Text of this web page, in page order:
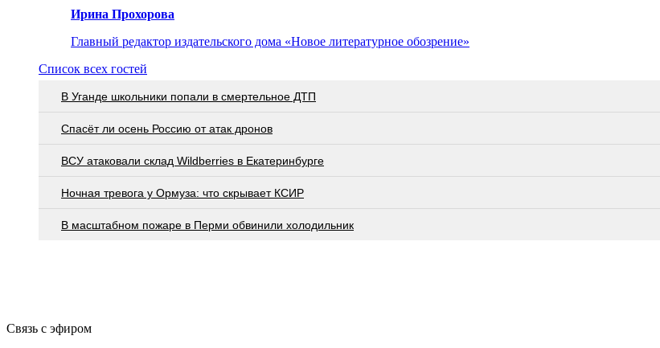
Ирина Прохорова
Главный редактор издательского дома «Новое литературное обозрение»
Список всех гостей
В Уганде школьники попали в смертельное ДТП
Спасёт ли осень Россию от атак дронов
ВСУ атаковали склад Wildberries в Екатеринбурге
Ночная тревога у Ормуза: что скрывает КСИР
В масштабном пожаре в Перми обвинили холодильник
Связь с эфиром